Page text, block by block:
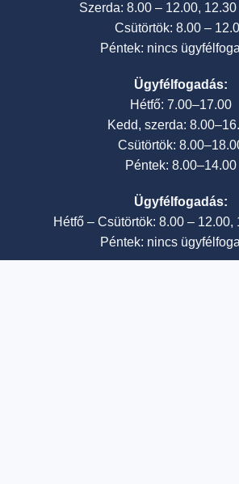
Szerda: 8.00 – 12.00,
Csütörtök: 8.00 –
Péntek: nincs
Ügyfélfogadás:
Hétfő: 7.00–17.00
Kedd, szerda:
Csütörtök:
Péntek: 8.00–14.00
Ügyfélfogadás:
Hétfő – Csütörtök: 8.00 – 12.00,
Péntek: nincs